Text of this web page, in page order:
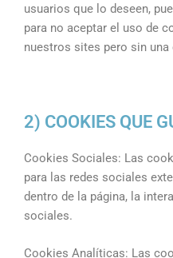
usuarios que lo deseen,
para no aceptar el uso de
nuestros sites pero sin una
2) COOKIES QUE
Cookies Sociales: Las
para las redes sociales
dentro de la página, la
sociales.
Cookies Analíticas: Las